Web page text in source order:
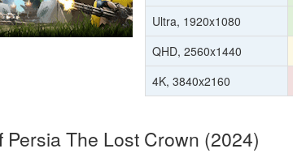
Ultra, 1920x1080
QHD, 2560x1440
4K, 3840x2160
Persia The Lost Crown (2024)